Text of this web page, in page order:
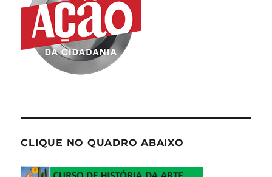
CLIQUE NO QUADRO ABAIXO